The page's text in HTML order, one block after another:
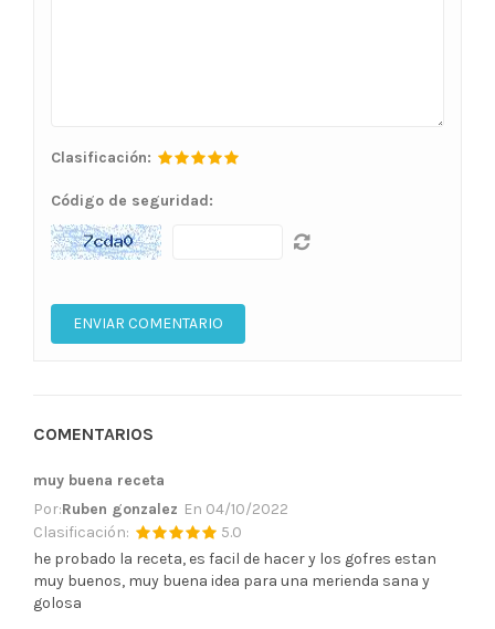
Clasificación:
Código de seguridad:
COMENTARIOS
muy buena receta
Por:Ruben gonzalez En 04/10/2022
Clasificación:
5.0
he probado la receta, es facil de hacer y los gofres estan
muy buenos, muy buena idea para una merienda sana y
golosa